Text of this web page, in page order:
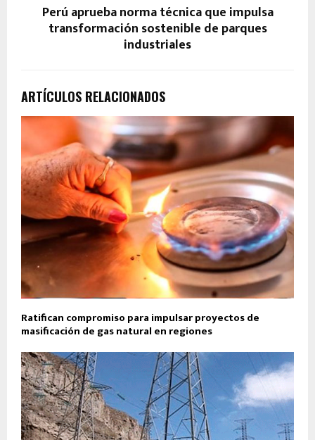
Perú aprueba norma técnica que impulsa
transformación sostenible de parques
industriales
ARTÍCULOS RELACIONADOS
Ratifican compromiso para impulsar proyectos de
masificación de gas natural en regiones